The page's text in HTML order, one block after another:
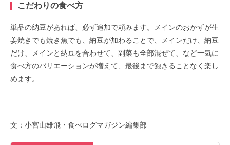
こだわりの食べ方
単品の納豆があれば、必ず追加で頼みます。メインのおかずが生
姜焼きでも焼き魚でも、納豆が加わることで、メインだけ、納豆
だけ、メインと納豆を合わせて、副菜も全部混ぜて、など一気に
食べ方のバリエーションが増えて、最後まで飽きることなく楽し
めます。
文：小宮山雄飛・食べログマガジン編集部